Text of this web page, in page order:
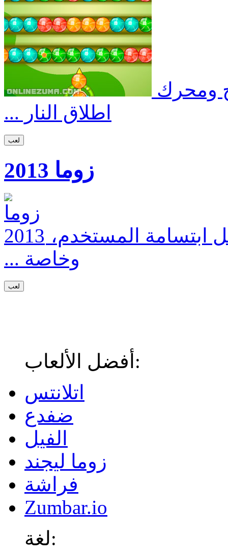
ومحرك
اطلاق النار ...
لعب
زوما 2013
كل ابتسامة المستخدم،
وخاصة ...
لعب
أفضل الألعاب:
اتلانتس
ضفدع
الفيل
زوما ليجند
فراشة
Zumbar.io
لغة: